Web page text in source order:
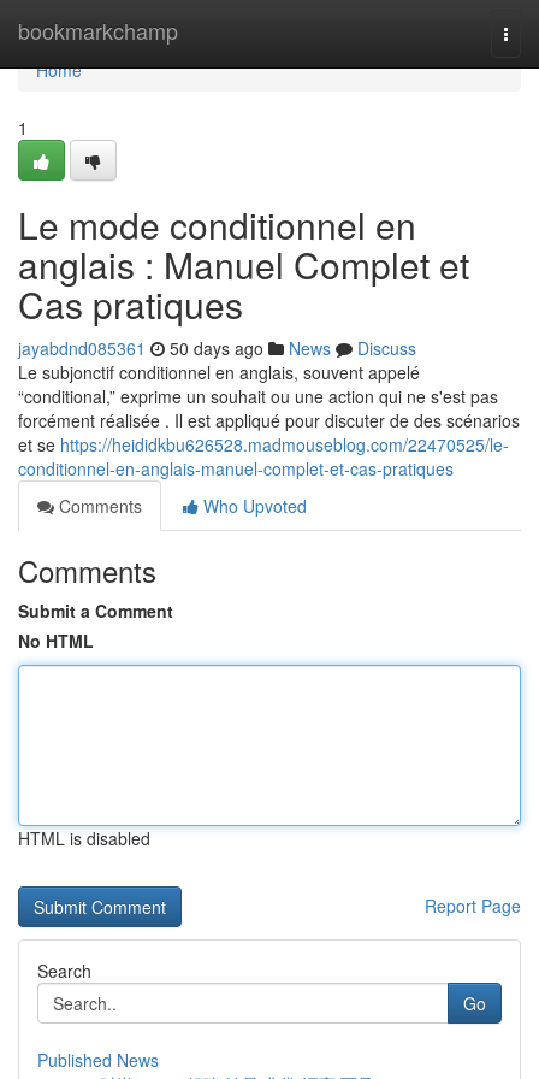
bookmarkchamp
Home
Home
1
Le mode conditionnel en
anglais : Manuel Complet et
Cas pratiques
jayabdnd085361 50 days ago News
Discuss
Le subjonctif conditionnel en anglais, souvent appelé
“conditional,” exprime un souhait ou une action qui ne s'est pas
forcément réalisée . Il est appliqué pour discuter de des scénarios
et se https://heididkbu626528.madmouseblog.com/22470525/le-
conditionnel-en-anglais-manuel-complet-et-cas-pratiques
Comments
Who Upvoted
Comments
Submit a Comment
No HTML
HTML is disabled
Report Page
Search
Go
Published News